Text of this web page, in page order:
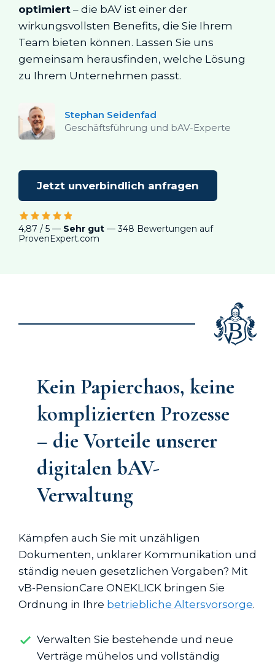
optimiert – die bAV ist einer der
wirkungsvollsten Benefits, die Sie Ihrem
Team bieten können. Lassen Sie uns
gemeinsam herausfinden, welche Lösung
zu Ihrem Unternehmen passt.
Stephan Seidenfad
Geschäftsführung und bAV-Experte
Jetzt unverbindlich anfragen
4,87 / 5 — Sehr gut — 348 Bewertungen auf
ProvenExpert.com
Kein Papierchaos, keine
komplizierten Prozesse
– die Vorteile unserer
digitalen bAV-
Verwaltung
Kämpfen auch Sie mit unzähligen
Dokumenten, unklarer Kommunikation und
ständig neuen gesetzlichen Vorgaben? Mit
vB-PensionCare ONEKLICK bringen Sie
Ordnung in Ihre betriebliche Altersvorsorge.
Verwalten Sie bestehende und neue
Verträge mühelos und vollständig